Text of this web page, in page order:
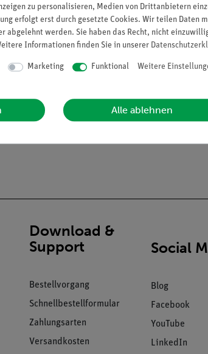
und Metallzylinder zum Einspannen.
Download &
Support
Bestellvorgang
Schnellbestellformular
Zahlungsarten
Versandkosten
Social
Blog
Facebook
YouTube
LinkedIn
zu personalisieren, Medien von Drittanbietern
erfolgt erst durch gesetzte Cookies. Wir teilen Daten
abgelehnt werden. Sie haben das Recht, nicht
Informationen finden Sie in unserer
Marketing Funktional Weitere
Alle ablehnen